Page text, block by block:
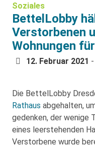
Soziales
BettelLobby
Verstorbenen
Wohnungen
12. Februar 2021
Die BettelLobby
Rathaus abgehalten,
gedenken, der wenige
eines leerstehenden
Verstorbene wurde